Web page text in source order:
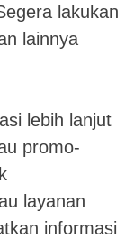
lakukan
lainnya
lebih lanjut
promo-
layanan
informasi